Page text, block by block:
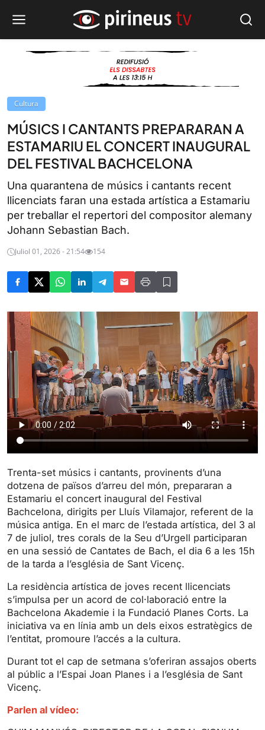
Cultura
MÚSICS I CANTANTS PREPARARAN A
ESTAMARIU EL CONCERT INAUGURAL
DEL FESTIVAL BACHCELONA
Una quarantena de músics i cantants recent
llicenciats faran una estada artística a Estamariu
per treballar el repertori del compositor alemany
Johann Sebastian Bach.
Juliol 01, 2026 - 21:54 154
Trenta-set músics i cantants, provinents d’una
dotzena de països d’arreu del món, prepararan a
Estamariu el concert inaugural del Festival
Bachcelona, dirigits per Lluís Vilamajor, referent de la
música antiga. En el marc de l’estada artística, del 3 al
7 de juliol, tres corals de la Seu d’Urgell participaran
en una sessió de Cantates de Bach, el dia 6 a les 15h
de la tarda a l’església de Sant Vicenç.
La residència artística de joves recent llicenciats
s’impulsa per un acord de col·laboració entre la
Bachcelona Akademie i la Fundació Planes Corts. La
iniciativa va en línia amb un dels eixos estratègics de
l’entitat, promoure l’accés a la cultura.
Durant tot el cap de setmana s’oferiran assajos oberts
al públic a l’Espai Joan Planes i a l’església de Sant
Vicenç.
Parlen al vídeo: